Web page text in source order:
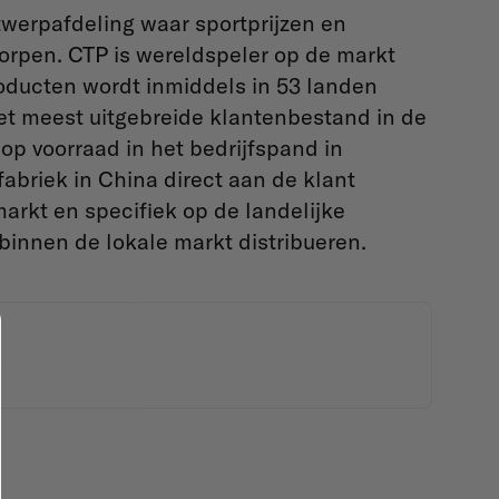
waar sportprijzen en
CTP is wereldspeler op de markt
wordt inmiddels in 53 landen
meest uitgebreide klantenbestand in de
voorraad in het bedrijfspand in
in China direct aan de klant
en specifiek op de landelijke
de lokale markt distribueren.